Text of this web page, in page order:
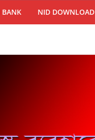
BANK NID DOWNLOAD